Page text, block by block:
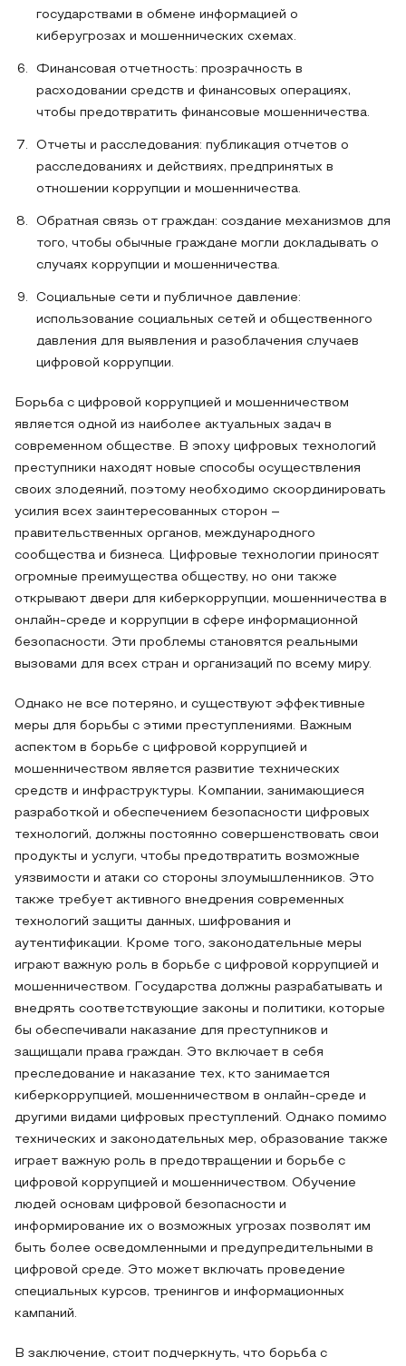
государствами в обмене информацией о
киберугрозах и мошеннических схемах.
Финансовая отчетность: прозрачность в
расходовании средств и финансовых операциях,
чтобы предотвратить финансовые мошенничества.
Отчеты и расследования: публикация отчетов о
расследованиях и действиях, предпринятых в
отношении коррупции и мошенничества.
Обратная связь от граждан: создание механизмов для
того, чтобы обычные граждане могли докладывать о
случаях коррупции и мошенничества.
Социальные сети и публичное давление:
использование социальных сетей и общественного
давления для выявления и разоблачения случаев
цифровой коррупции.
Борьба с цифровой коррупцией и мошенничеством
является одной из наиболее актуальных задач в
современном обществе. В эпоху цифровых технологий
преступники находят новые способы осуществления
своих злодеяний, поэтому необходимо скоординировать
усилия всех заинтересованных сторон –
правительственных органов, международного
сообщества и бизнеса. Цифровые технологии приносят
огромные преимущества обществу, но они также
открывают двери для киберкоррупции, мошенничества в
онлайн-среде и коррупции в сфере информационной
безопасности. Эти проблемы становятся реальными
вызовами для всех стран и организаций по всему миру.
Однако не все потеряно, и существуют эффективные
меры для борьбы с этими преступлениями. Важным
аспектом в борьбе с цифровой коррупцией и
мошенничеством является развитие технических
средств и инфраструктуры. Компании, занимающиеся
разработкой и обеспечением безопасности цифровых
технологий, должны постоянно совершенствовать свои
продукты и услуги, чтобы предотвратить возможные
уязвимости и атаки со стороны злоумышленников. Это
также требует активного внедрения современных
технологий защиты данных, шифрования и
аутентификации. Кроме того, законодательные меры
играют важную роль в борьбе с цифровой коррупцией и
мошенничеством. Государства должны разрабатывать и
внедрять соответствующие законы и политики, которые
бы обеспечивали наказание для преступников и
защищали права граждан. Это включает в себя
преследование и наказание тех, кто занимается
киберкоррупцией, мошенничеством в онлайн-среде и
другими видами цифровых преступлений. Однако помимо
технических и законодательных мер, образование также
играет важную роль в предотвращении и борьбе с
цифровой коррупцией и мошенничеством. Обучение
людей основам цифровой безопасности и
информирование их о возможных угрозах позволят им
быть более осведомленными и предупредительными в
цифровой среде. Это может включать проведение
специальных курсов, тренингов и информационных
кампаний.
В заключение, стоит подчеркнуть, что борьба с